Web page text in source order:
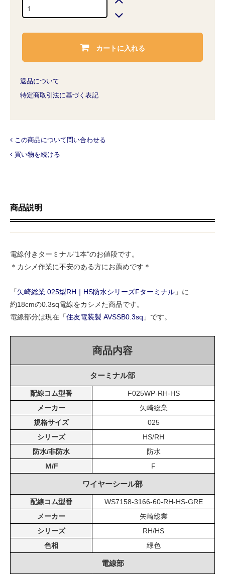
カートに入れる
返品について
特定商取引法に基づく表記
この商品について問い合わせる
買い物を続ける
商品説明
電線付きターミナル"1本"のお値段です。
＊カシメ作業に不安のある方にお薦めです＊
「矢崎総業 025型RH｜HS防水シリーズFターミナル 」に
約18cmの0.3sq電線をカシメた商品です。
電線部分は現在「住友電装製 AVSSB0.3sq 」です。
商品内容
ターミナル部
配線コム型番
F025WP-RH-HS
メーカー
矢崎総業
規格サイズ
025
シリーズ
HS/RH
防水/非防水
防水
Ｍ/F
F
ワイヤーシール部
配線コム型番
WS7158-3166-60-RH-HS-GRE
メーカー
矢崎総業
シリーズ
RH/HS
色相
緑色
電線部